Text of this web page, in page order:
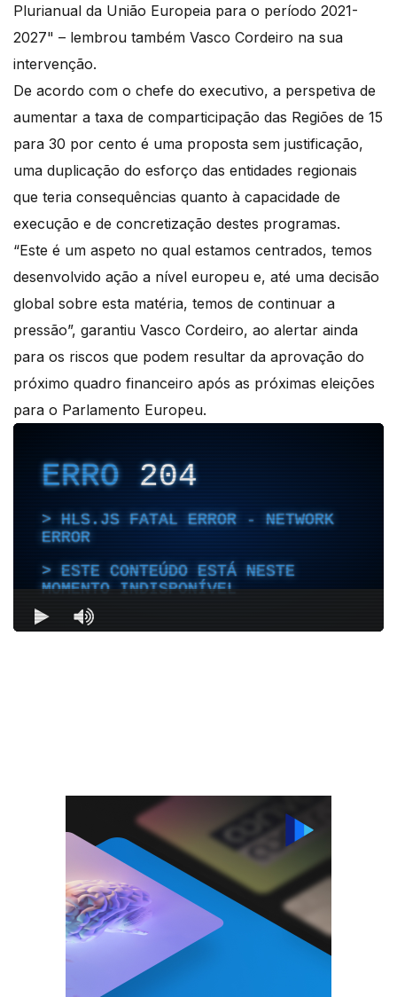
Plurianual da União Europeia para o período 2021-
2027" – lembrou também Vasco Cordeiro na sua
intervenção.
De acordo com o chefe do executivo, a perspetiva de
aumentar a taxa de comparticipação das Regiões de 15
para 30 por cento é uma proposta sem justificação,
uma duplicação do esforço das entidades regionais
que teria consequências quanto à capacidade de
execução e de concretização destes programas.
“Este é um aspeto no qual estamos centrados, temos
desenvolvido ação a nível europeu e, até uma decisão
global sobre esta matéria, temos de continuar a
pressão”, garantiu Vasco Cordeiro, ao alertar ainda
para os riscos que podem resultar da aprovação do
próximo quadro financeiro após as próximas eleições
para o Parlamento Europeu.